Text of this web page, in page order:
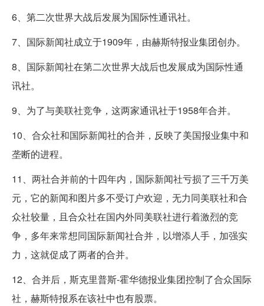
6、第二次世界大战后发展为国际性通讯社。
7、国际新闻社成立于1909年，由赫斯特报业集团创办。
8、国际新闻社在第二次世界大战后也发展成为国际性通
讯社。
9、为了与美联社竞争，这两家通讯社于1958年合并。
10、合众社和国际新闻社的合并，反映了美国报业集中和
垄断的进程。
11、两社合并前的十四年内，国际新闻社亏损了三千万美
元，它的新闻和图片多不受订户欢迎，无力同美联社和合
众社较量，且合众社在国内外同美联社进行着激烈的竞
争，多年来常想同国际新闻社合并，以增添人手，加强实
力，这就促成了两者的合并。
12、合并后，斯克里普斯-霍华德报业集团控制了合众国际
社，赫斯特报系在该社中也有股票。